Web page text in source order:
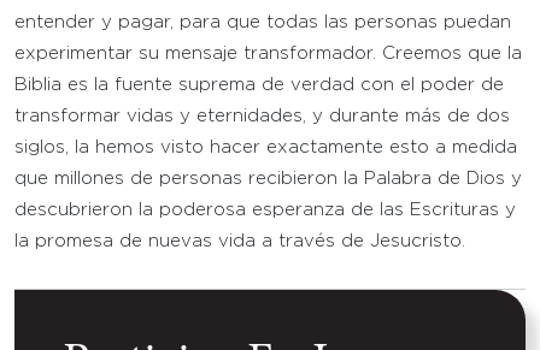
entender y pagar, para que todas las personas puedan
experimentar su mensaje transformador. Creemos que la
Biblia es la fuente suprema de verdad con el poder de
transformar vidas y eternidades, y durante más de dos
siglos, la hemos visto hacer exactamente esto a medida
que millones de personas recibieron la Palabra de Dios y
descubrieron la poderosa esperanza de las Escrituras y
la promesa de nuevas vida a través de Jesucristo.